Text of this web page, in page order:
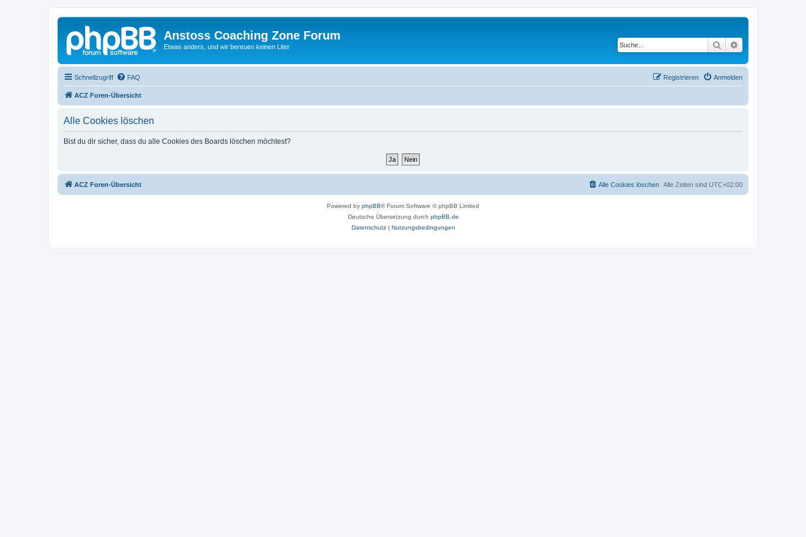
Anstoss Coaching Zone Forum
Etwas anders, und wir bereuen keinen Liter Suche
Schnellzugriff FAQ Anmelden
Registrieren
ACZ Foren-Übersicht
Alle Cookies löschen
Bist du dir sicher, dass du alle Cookies des Boards löschen möchtest?
ACZ Foren-Übersicht Alle Zeiten sind UTC+02:00
Alle Cookies löschen
Powered by phpBB® Forum Software © phpBB Limited
Deutsche Übersetzung durch phpBB.de
Datenschutz| Nutzungsbedingungen